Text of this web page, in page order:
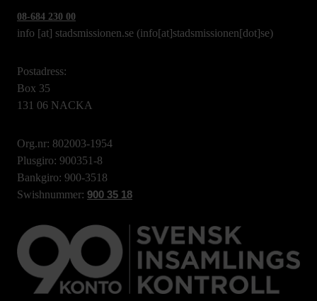
08-684 230 00
info [at] stadsmissionen.se (info[at]stadsmissionen[dot]se)
Postadress:
Box 35
131 06 NACKA
Org.nr: 802003-1954
Plusgiro: 900351-8
Bankgiro: 900-3518
Swishnummer: 900 35 18